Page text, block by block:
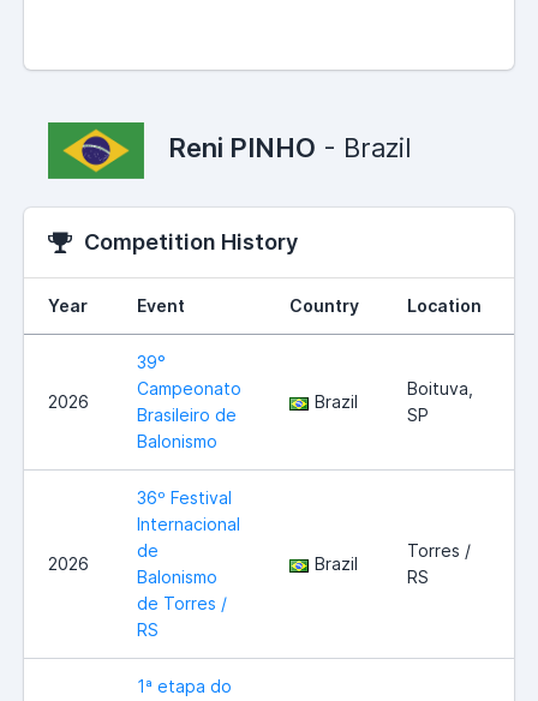
Reni PINHO - Brazil
Competition History
Year Event Country Location
2026
39°
Campeonato
Brasileiro de
Balonismo
Brazil
Boituva,
SP
2026
36º Festival
Internacional
de
Balonismo
de Torres /
RS
Brazil
Torres /
RS
1ª etapa do